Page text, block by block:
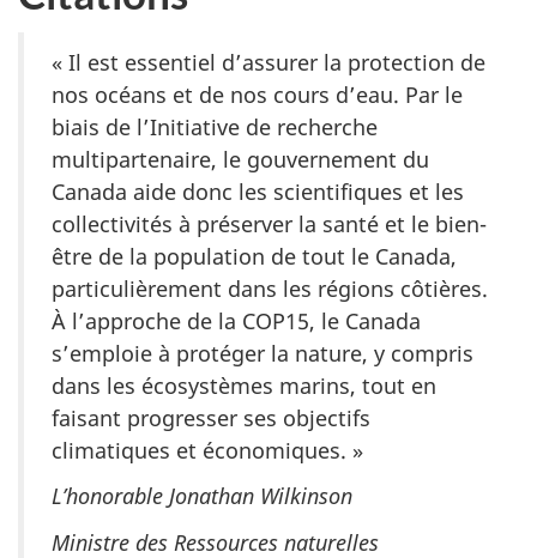
« Il est essentiel d’assurer la protection de
nos océans et de nos cours d’eau. Par le
biais de l’Initiative de recherche
multipartenaire, le gouvernement du
Canada aide donc les scientifiques et les
collectivités à préserver la santé et le bien-
être de la population de tout le Canada,
particulièrement dans les régions côtières.
À l’approche de la COP15, le Canada
s’emploie à protéger la nature, y compris
dans les écosystèmes marins, tout en
faisant progresser ses objectifs
climatiques et économiques. »
L’honorable Jonathan Wilkinson
Ministre des Ressources naturelles